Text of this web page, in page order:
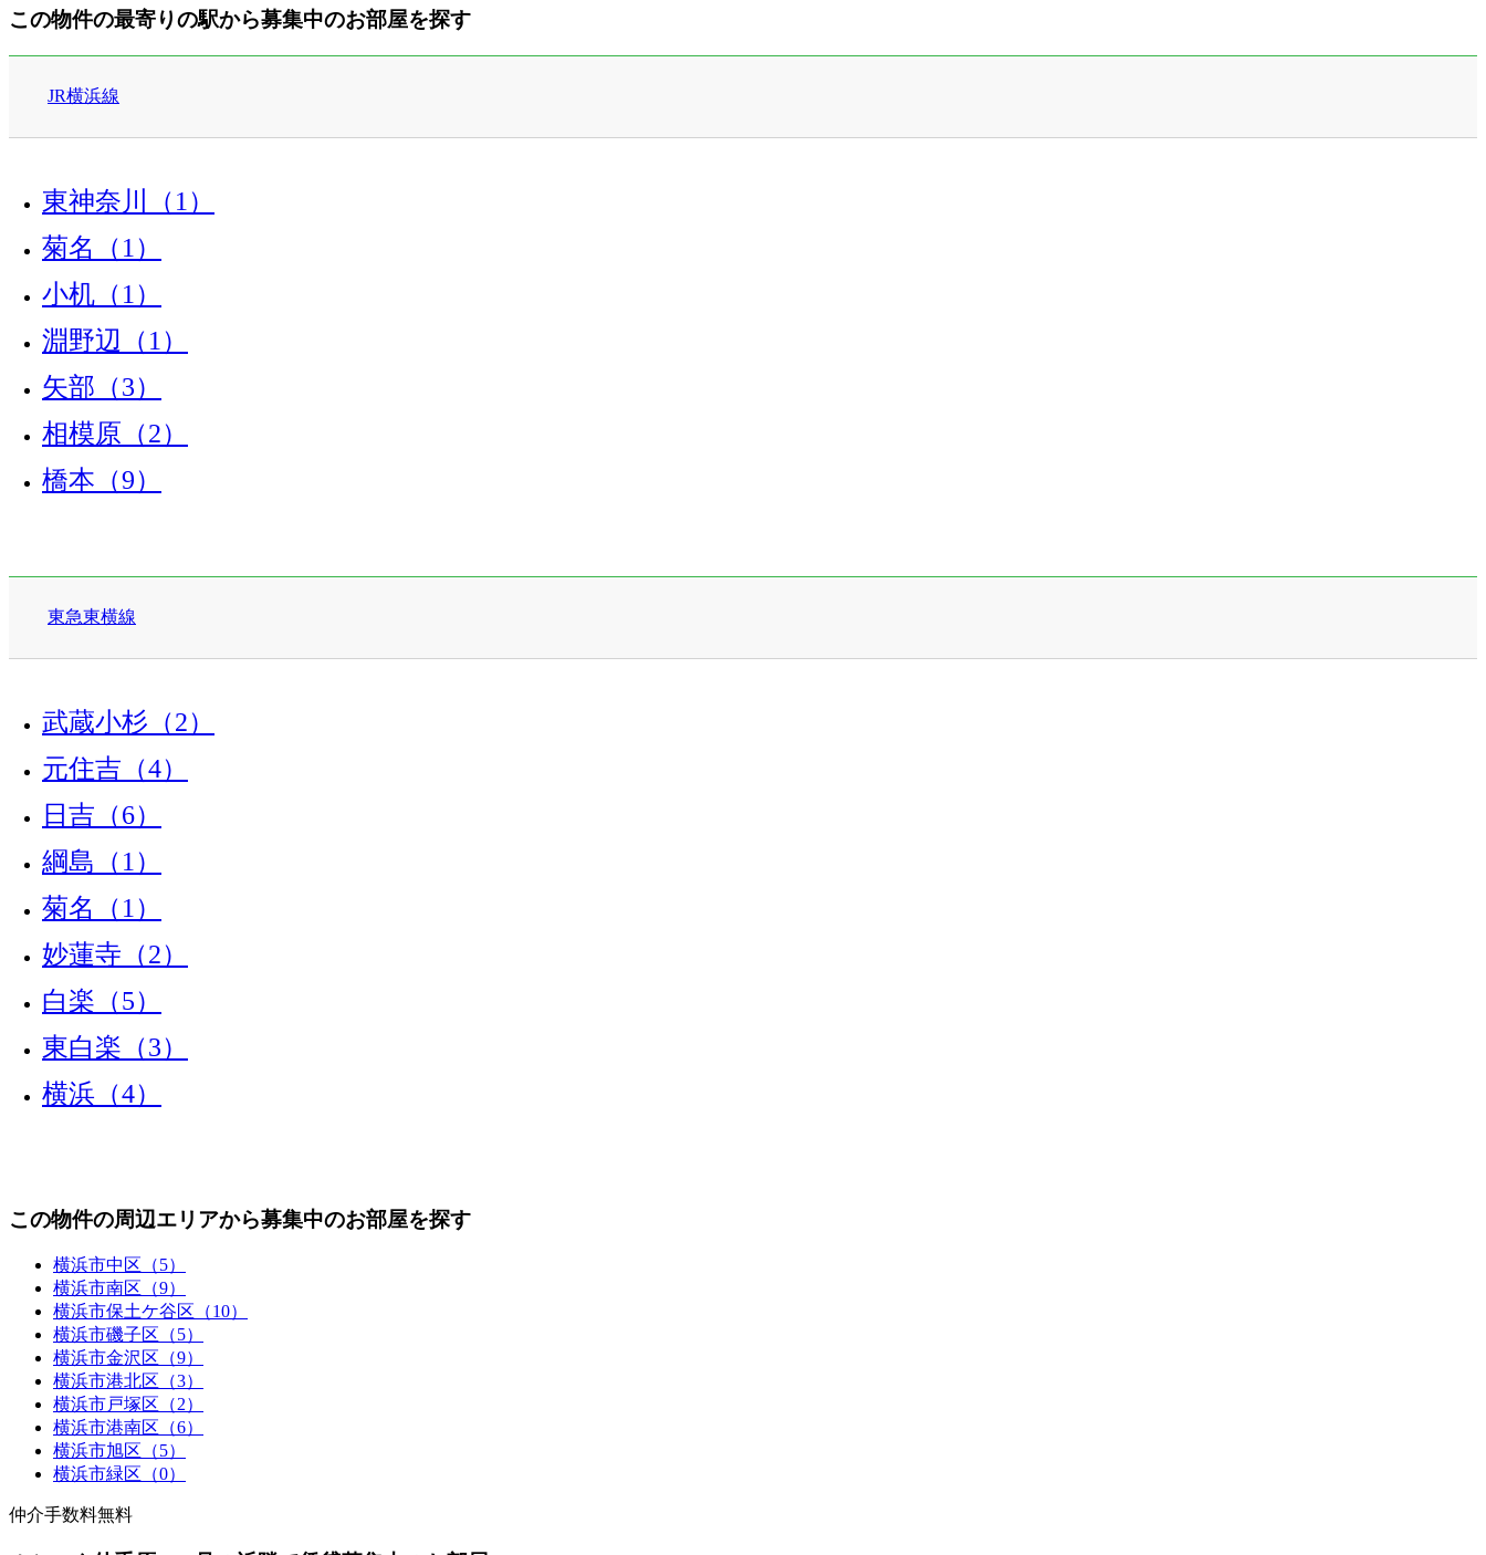
この物件の最寄りの駅から募集中のお部屋を探す
JR横浜線
東神奈川（1）
菊名（1）
小机（1）
淵野辺（1）
矢部（3）
相模原（2）
橋本（9）
東急東横線
武蔵小杉（2）
元住吉（4）
日吉（6）
綱島（1）
菊名（1）
妙蓮寺（2）
白楽（5）
東白楽（3）
横浜（4）
この物件の周辺エリアから募集中のお部屋を探す
横浜市中区（5）
横浜市南区（9）
横浜市保土ケ谷区（10）
横浜市磯子区（5）
横浜市金沢区（9）
横浜市港北区（3）
横浜市戸塚区（2）
横浜市港南区（6）
横浜市旭区（5）
横浜市緑区（0）
仲介手数料無料